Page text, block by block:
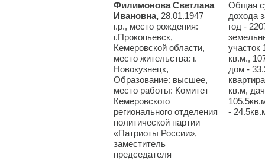
Филимонова Светлана
Ивановна, 28.01.1947
г.р., место рождения:
г.Прокопьевск,
Кемеровской области,
место жительства: г.
Новокузнецк,
Образование: высшее,
место работы: Комитет
Кемеровского
регионального отделения
политической партии
«Патриоты России»,
заместитель
председателя
Общая
дохода
год -
участок
кв.м.,
дом -
кв.м,
-